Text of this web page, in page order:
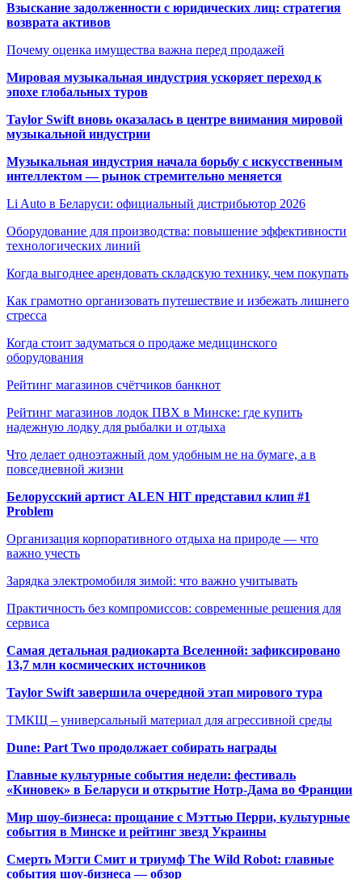
Взыскание задолженности с юридических лиц: стратегия
возврата активов
Почему оценка имущества важна перед продажей
Мировая музыкальная индустрия ускоряет переход к
эпохе глобальных туров
Taylor Swift вновь оказалась в центре внимания мировой
музыкальной индустрии
Музыкальная индустрия начала борьбу с искусственным
интеллектом — рынок стремительно меняется
Li Auto в Беларуси: официальный дистрибьютор 2026
Оборудование для производства: повышение эффективности
технологических линий
Когда выгоднее арендовать складскую технику, чем покупать
Как грамотно организовать путешествие и избежать лишнего
стресса
Когда стоит задуматься о продаже медицинского
оборудования
Рейтинг магазинов счётчиков банкнот
Рейтинг магазинов лодок ПВХ в Минске: где купить
надежную лодку для рыбалки и отдыха
Что делает одноэтажный дом удобным не на бумаге, а в
повседневной жизни
Белорусский артист ALEN HIT представил клип #1
Problem
Организация корпоративного отдыха на природе — что
важно учесть
Зарядка электромобиля зимой: что важно учитывать
Практичность без компромиссов: современные решения для
сервиса
Самая детальная радиокарта Вселенной: зафиксировано
13,7 млн космических источников
Taylor Swift завершила очередной этап мирового тура
ТМКЩ – универсальный материал для агрессивной среды
Dune: Part Two продолжает собирать награды
Главные культурные события недели: фестиваль
«Киновек» в Беларуси и открытие Нотр-Дама во Франции
Мир шоу-бизнеса: прощание с Мэттью Перри, культурные
события в Минске и рейтинг звезд Украины
Смерть Мэгги Смит и триумф The Wild Robot: главные
события шоу-бизнеса — обзор